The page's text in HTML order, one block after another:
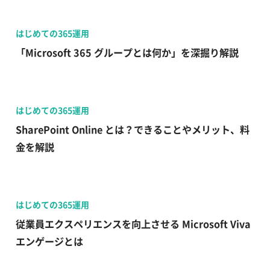
はじめての365運用
「Microsoft 365 グループとは何か」を深掘り解説
はじめての365運用
SharePoint Online とは？できることやメリット、料
金を解説
はじめての365運用
従業員エクスペリエンスを向上させる Microsoft Viva
エンゲージとは